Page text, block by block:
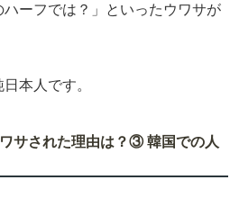
ーフでは？」といったウワサが
本人です。
サされた理由は？③ 韓国での人